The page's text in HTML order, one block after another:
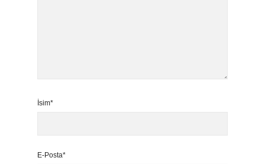
İsim*
E-Posta*